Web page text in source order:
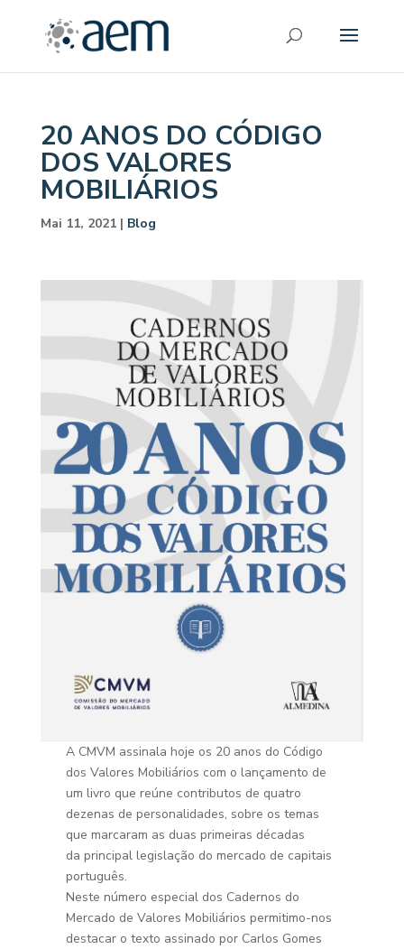
20 ANOS DO CÓDIGO
DOS VALORES
MOBILIÁRIOS
Mai 11, 2021| Blog
A CMVM assinala hoje os 20 anos do Código
dos Valores Mobiliários com o lançamento de
um livro que reúne contributos de quatro
dezenas de personalidades, sobre os temas
que marcaram as duas primeiras décadas
da principal legislação do mercado de capitais
português.
Neste número especial dos Cadernos do
Mercado de Valores Mobiliários permitimo-nos
destacar o texto assinado por Carlos Gomes